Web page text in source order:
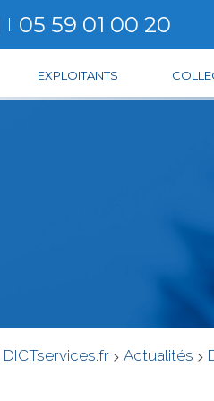
05 59 01 00 20
EXPLOITANTS
DICTservices.fr > Actualités >